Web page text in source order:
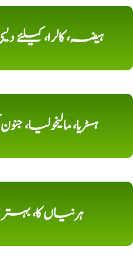
ہیضہ، کالرا،
ہسٹریا، مالیخولیا،
ہرنیاں کا،